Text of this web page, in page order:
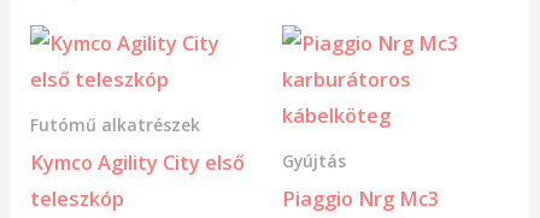
Futómű alkatrészek
Kymco Agility City első
teleszkóp
Gyújtás
Piaggio Nrg Mc3